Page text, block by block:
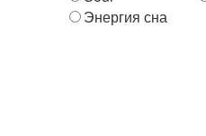
Энергия сна